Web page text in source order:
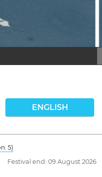
ENGLISH
5)
Festival end: 09 August 2026